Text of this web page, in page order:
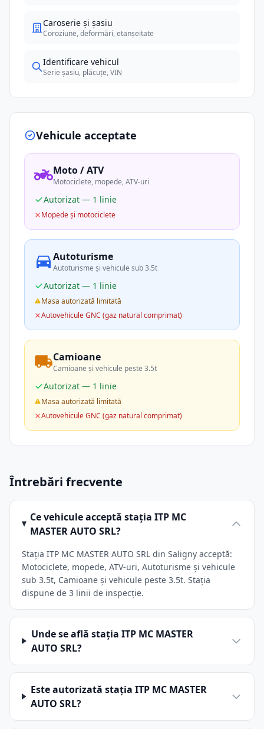
Caroserie și șasiu
Coroziune, deformări, etanșeitate
Identificare vehicul
Serie șasiu, plăcuțe, VIN
Vehicule acceptate
Moto / ATV
Motociclete, mopede, ATV-uri
Autorizat — 1 linie
Mopede și motociclete
Autoturisme
Autoturisme și vehicule sub 3.5t
Autorizat — 1 linie
Masa autorizată limitată
Autovehicule GNC (gaz natural comprimat)
Camioane
Camioane și vehicule peste 3.5t
Autorizat — 1 linie
Masa autorizată limitată
Autovehicule GNC (gaz natural comprimat)
Întrebări frecvente
Ce vehicule acceptă stația ITP MC
MASTER AUTO SRL?
Stația ITP MC MASTER AUTO SRL din Saligny acceptă:
Motociclete, mopede, ATV-uri, Autoturisme și vehicule
sub 3.5t, Camioane și vehicule peste 3.5t. Stația
dispune de 3 linii de inspecție.
Unde se află stația ITP MC MASTER
AUTO SRL?
Este autorizată stația ITP MC MASTER
AUTO SRL?